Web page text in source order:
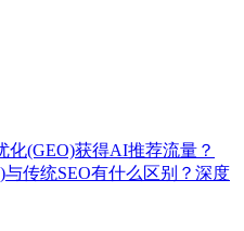
化(GEO)获得AI推荐流量？
传统SEO有什么区别？深度